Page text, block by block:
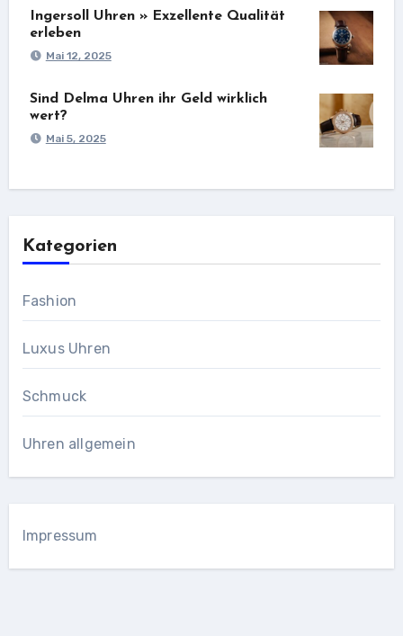
Ingersoll Uhren » Exzellente Qualität
erleben
Mai 12, 2025
Sind Delma Uhren ihr Geld wirklich
wert?
Mai 5, 2025
Kategorien
Fashion
Luxus Uhren
Schmuck
Uhren allgemein
Impressum